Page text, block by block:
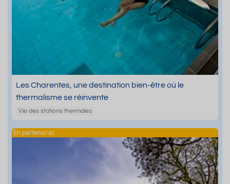
Les Charentes, une destination bien-être où le
thermalisme se réinvente
Vie des stations thermales